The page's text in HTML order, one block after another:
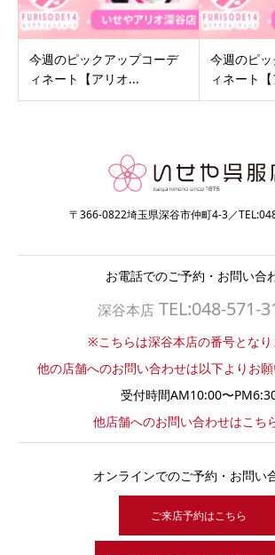
今週のピックアップコーデ
ィネート【アリオ...
今週のピ
ィネート
〒366-0822埼玉県深谷市仲町4-3／
お電話でのご予約・お問い合
深谷本店 TEL:048-571-
※こちらは深谷本店の番号となり
他の店舗へのお問い合わせは以下よりお願
受付時間AM10:00〜
他店舗へのお問い合わせはこち
オンラインでのご予約・お問い
ご来店予約はこちら